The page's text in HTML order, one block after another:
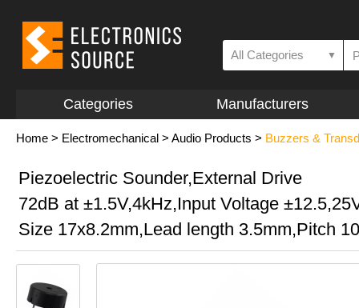
All Categories ▼
Categories Manufacturers
Home > Electromechanical > Audio Products > Buzzers &
Piezoelectric Sounder,External Drive
72dB at ±1.5V,4kHz,Input Voltage
Size 17x8.2mm,Lead length 3.5mm,Pitch